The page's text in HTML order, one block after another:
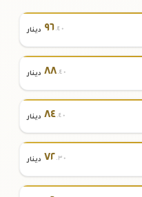
٩٦.٤٠ دينار
٨٨.٤٠ دينار
٨٤.٤٠ دينار
٧٢.٣٠ دينار